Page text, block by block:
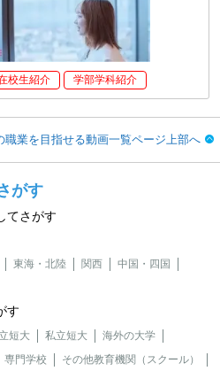
校生紹介 学部学科紹介
職業を目指せる動画一覧ページ上部へ
がす
てさがす
東海・北陸 関西
中国・四国
す
短大 私立短大
海外の大学
専門学校
その他教育機関（スクール）